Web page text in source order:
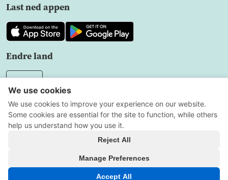
Last ned appen
Endre land
Sekretesspolicy Användarvillkor
Copyright © 2026